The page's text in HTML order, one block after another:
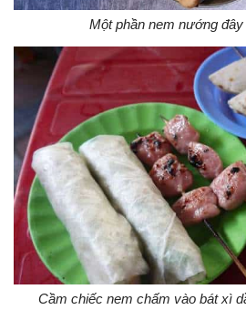
Một phần nem nướng đây
Cầm chiếc nem chấm vào bát xì